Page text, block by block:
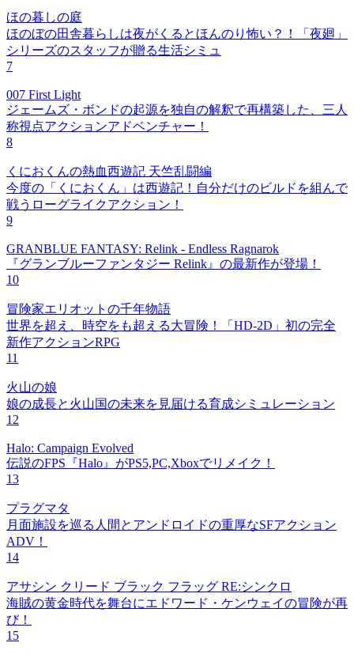
ほの暮しの庭
ほのぼの田舎暮らしは夜がくるとほんのり怖い？！「夜廻」
シリーズのスタッフが贈る生活シミュ
7
007 First Light
ジェームズ・ボンドの起源を独自の解釈で再構築した、三人
称視点アクションアドベンチャー！
8
くにおくんの熱血西遊記 天竺乱闘編
今度の「くにおくん」は西遊記！自分だけのビルドを組んで
戦うローグライクアクション！
9
GRANBLUE FANTASY: Relink - Endless Ragnarok
『グランブルーファンタジー Relink』の最新作が登場！
10
冒険家エリオットの千年物語
世界を超え、時空をも超える大冒険！「HD-2D」初の完全
新作アクションRPG
11
火山の娘
娘の成長と火山国の未来を見届ける育成シミュレーション
12
Halo: Campaign Evolved
伝説のFPS『Halo』がPS5,PC,Xboxでリメイク！
13
プラグマタ
月面施設を巡る人間とアンドロイドの重厚なSFアクション
ADV！
14
アサシン クリード ブラック フラッグ RE:シンクロ
海賊の黄金時代を舞台にエドワード・ケンウェイの冒険が再
び！
15